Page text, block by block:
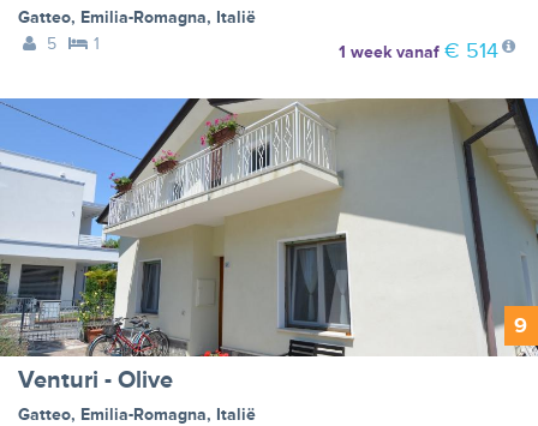
Gatteo, Emilia-Romagna, Italië
5
1 1 weekvanaf € 514
9
Venturi - Olive
Gatteo, Emilia-Romagna, Italië